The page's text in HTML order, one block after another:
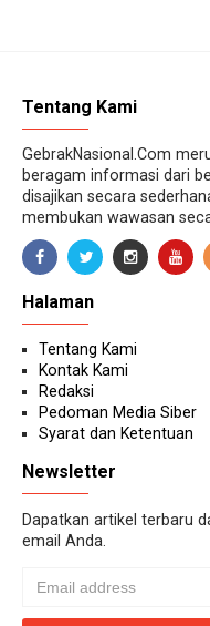
Tentang Kami
GebrakNasional.Com
beragam informasi dari
disajikan secara
membukan wawasan
Halaman
Tentang Kami
Kontak Kami
Redaksi
Pedoman Media Siber
Syarat dan Ketentuan
Newsletter
Dapatkan artikel terbaru
email Anda.